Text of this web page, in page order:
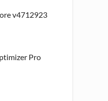
v4712923
Pro